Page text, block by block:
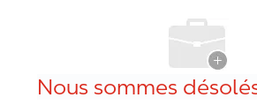
Nous sommes